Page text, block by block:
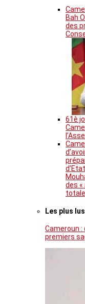
Bah
des
61è
des
Les plus lus
Cameroun :
premiers